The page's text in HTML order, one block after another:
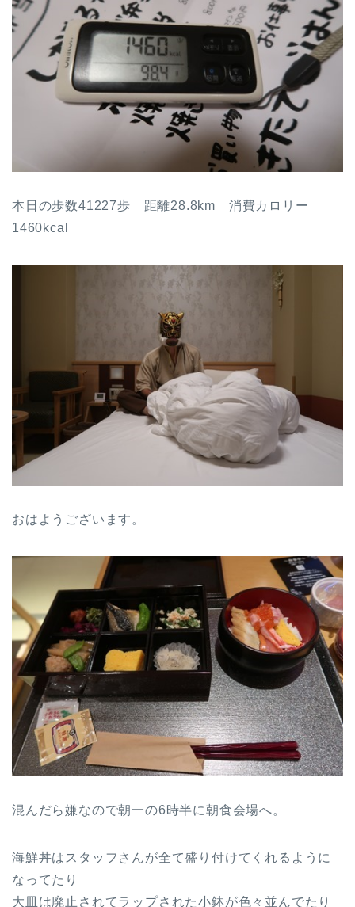
本日の歩数41227歩 距離28.8km 消費カロリー
1460kcal
おはようございます。
混んだら嫌なので朝一の6時半に朝食会場へ。
海鮮丼はスタッフさんが全て盛り付けてくれるように
なってたり
大皿は廃止されてラップされた小鉢が色々並んでたり